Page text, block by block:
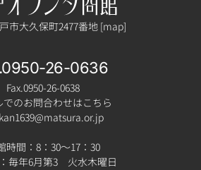
市大久保町2477番地 [map]
26-0636
Fax.0950-26-0638
でのお問合わせはこちら
時間：8：30～17：30
毎年6月第3 火水木曜日